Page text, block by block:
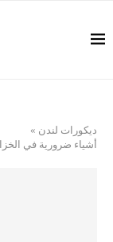
ديكورات لندن »
أشياء ضرورية في